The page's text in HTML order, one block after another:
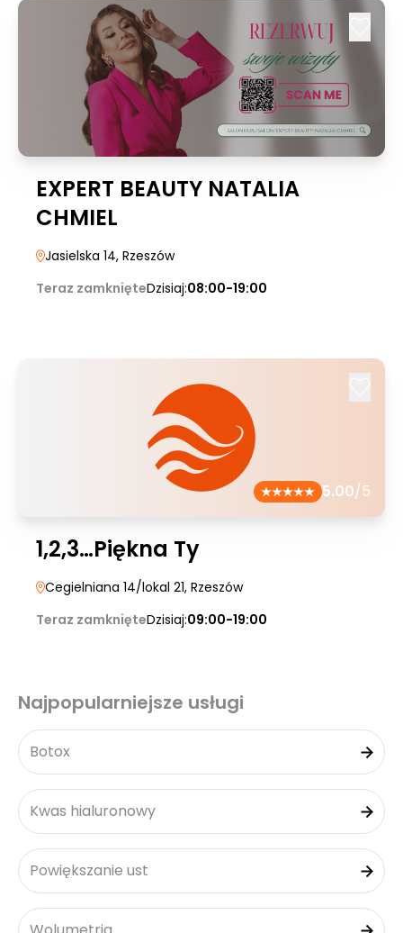
EXPERT BEAUTY NATALIA
CHMIEL
Jasielska 14, Rzeszów
Teraz zamknięteDzisiaj:08:00-19:00
5.00/5
1,2,3…Piękna Ty
Cegielniana 14/lokal 21, Rzeszów
Teraz zamknięteDzisiaj:09:00-19:00
Najpopularniejsze usługi
Botox
Kwas hialuronowy
Powiększanie ust